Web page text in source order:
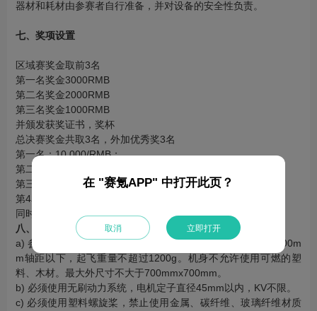
器材和耗材由参赛者自行准备，并对设备的安全性负责。
七、奖项设置
区域赛奖金取前3名
第一名奖金3000RMB
第二名奖金2000RMB
第三名奖金1000RMB
并颁发获奖证书，奖杯
总决赛奖金共取3名，外加优秀奖3名
第一名：10,000/RMB；
第二名：8,000/RMB；
第三名：6,000/RMB；
第4名到第6名：1,000/RMB/人；
同时前三名颁发证书、奖杯；第4-6名颁发奖章
八、参赛设备
a) 参赛模型必须是四旋翼（含）以内。150mm轴距以上，600m
m轴距以下，起飞重量不超过1200g。机身不允许使用可燃的塑
料、木材。最大外尺寸不大于700mmx700mm。
b) 必须使用无刷动力系统，电机定子直径45mm以内，KV不限。
c) 必须使用塑料螺旋桨，禁止使用金属、碳纤维、玻璃纤维材质
在 "赛氪APP" 中打开此页？
取消 立即打开